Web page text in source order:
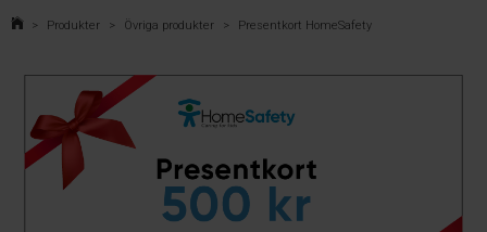
> Produkter > Övriga produkter > Presentkort HomeSafety